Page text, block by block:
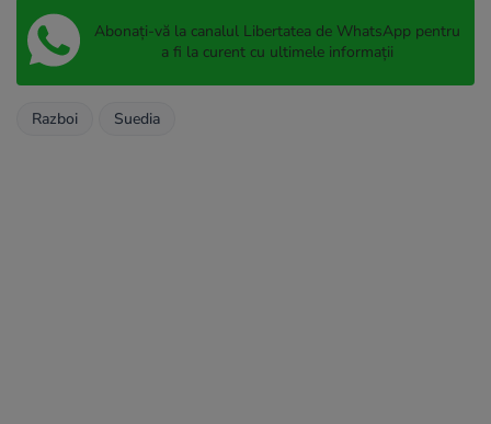
Abonați-vă la canalul Libertatea de WhatsApp pentru
a fi la curent cu ultimele informații
Razboi Suedia